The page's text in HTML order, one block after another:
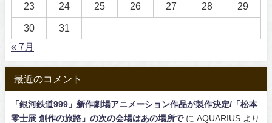
23 24 25 26 27 28 29
30
31
« 7月
最近のコメント
「銀河鉄道999」新作劇場アニメーション作品が製作決定/「松本
零士展 創作の旅路」の次の会場はあの場所でに AQUARIUS より